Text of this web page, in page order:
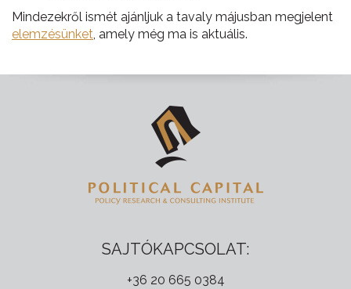
Mindezekről ismét ajánljuk a tavaly májusban megjelent
elemzésünket, amely még ma is aktuális.
SAJTÓKAPCSOLAT:
+36 20 665 0384